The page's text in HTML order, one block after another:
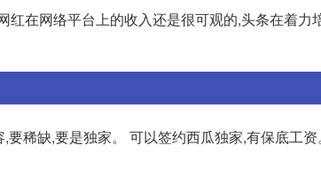
红在网络平台上的收入还是很可观的,头条在着力
稀缺,要是独家。 可以签约西瓜独家,有保底工资